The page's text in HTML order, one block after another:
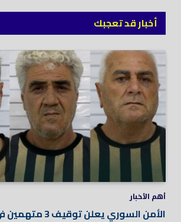
أخبار قد تعجبك
أهم الأخبار
الأمن السوري